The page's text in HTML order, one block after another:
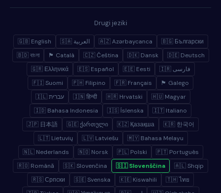
Drugi jeziki
🇬🇧 English 🇸🇦 العربية 🇦🇿 Azərbaycanca
🇧🇬 Български
🇧🇩 বাংলা
🏴 Català 🇨🇿 Čeština 🇩🇰 Dansk
🇩🇪 Deutsch
🇬🇷 Ελληνικά
🇪🇸 Español 🇪🇪 Eesti
🇮🇷 فارسی
🇫🇮 Suomi
🇵🇭 Filipino 🇫🇷 Français
🏴 Galego
🇮🇱 עברית
🇮🇳 हिन्दी 🇭🇷 Hrvatski
🇭🇺 Magyar
🇮🇩 Bahasa Indonesia
🇮🇸 Íslenska
🇮🇹 Italiano
🇯🇵 日本語
🇬🇪 ქართული 🇰🇿 Қазақша
🇰🇷 한국어
🇱🇹 Lietuvių
🇱🇻 Latviešu
🇲🇾 Bahasa Melayu
🇳🇱 Nederlands
🇳🇴 Norsk 🇵🇱 Polski
🇵🇹 Português
🇷🇴 Română
🇸🇰 Slovenčina 🇸🇮 Slovenščina
🇦🇱 Shqip
🇷🇸 Српски
🇸🇪 Svenska 🇰🇪 Kiswahili
🇹🇭 ไทย